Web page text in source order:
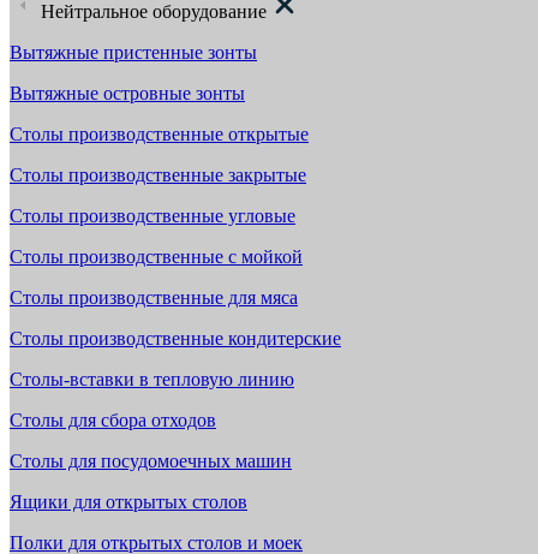
Нейтральное оборудование
Вытяжные пристенные зонты
Вытяжные островные зонты
Столы производственные открытые
Столы производственные закрытые
Столы производственные угловые
Столы производственные с мойкой
Столы производственные для мяса
Столы производственные кондитерские
Столы-вставки в тепловую линию
Столы для сбора отходов
Столы для посудомоечных машин
Ящики для открытых столов
Полки для открытых столов и моек